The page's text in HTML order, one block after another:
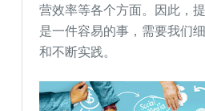
营效率等各个方面。因此，
是一件容易的事，需要我们
和不断实践。